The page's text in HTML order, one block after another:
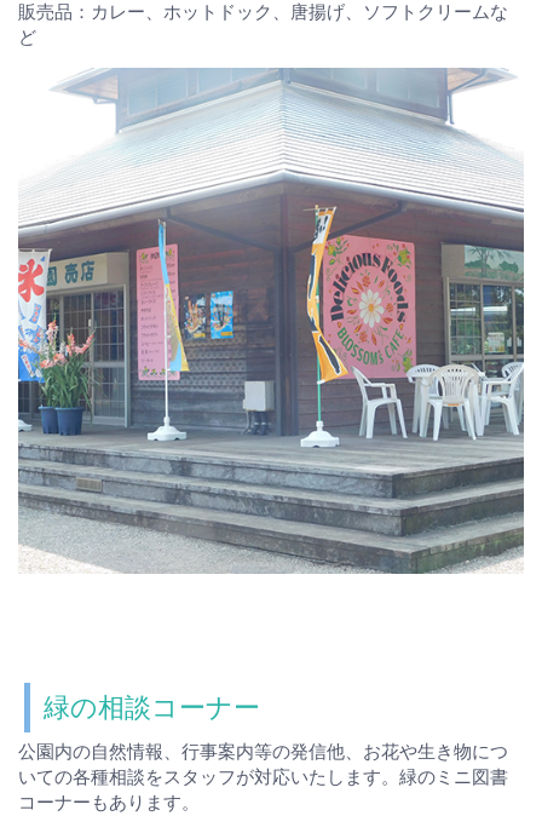
販売品：カレー、ホットドック、唐揚げ、ソフトクリームな
ど
緑の相談コーナー
公園内の自然情報、行事案内等の発信他、お花や生き物につ
いての各種相談をスタッフが対応いたします。緑のミニ図書
コーナーもあります。